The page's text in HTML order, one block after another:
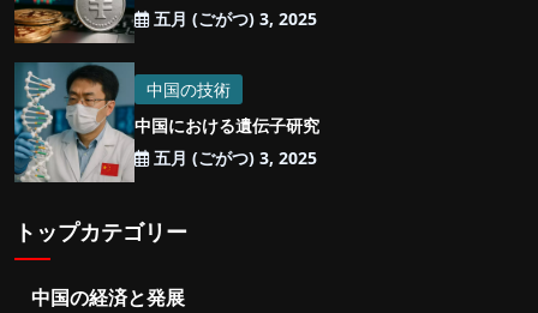
五月 (ごがつ) 3, 2025
中国の技術
中国における遺伝子研究
五月 (ごがつ) 3, 2025
トップカテゴリー
中国の経済と発展